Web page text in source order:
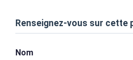
Renseignez-vous sur cette
Nom